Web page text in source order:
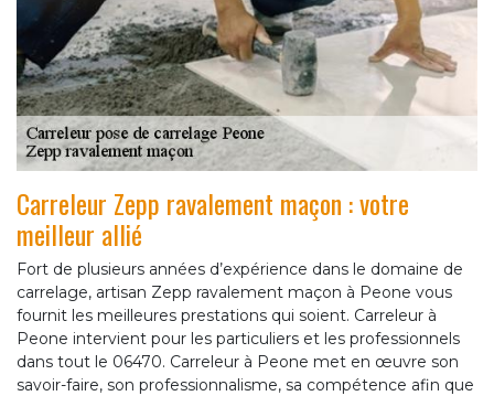
Carreleur Zepp ravalement maçon : votre
meilleur allié
Fort de plusieurs années d’expérience dans le domaine de
carrelage, artisan Zepp ravalement maçon à Peone vous
fournit les meilleures prestations qui soient. Carreleur à
Peone intervient pour les particuliers et les professionnels
dans tout le 06470. Carreleur à Peone met en œuvre son
savoir-faire, son professionnalisme, sa compétence afin que